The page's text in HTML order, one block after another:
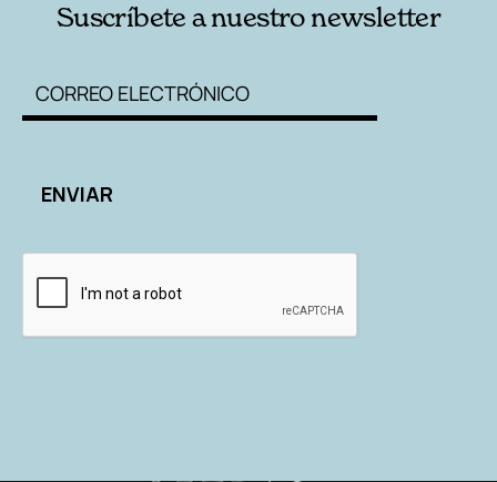
Suscríbete a nuestro newsletter